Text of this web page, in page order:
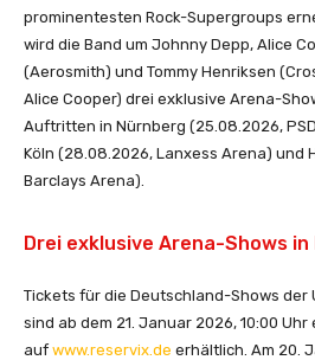
prominentesten Rock-Supergroups
wird die Band um Johnny Depp, Alice
(Aerosmith) und Tommy Henriksen
Alice Cooper) drei exklusive Arena-
Auftritten in Nürnberg (25.08.2026,
Köln (28.08.2026, Lanxess Arena) und
Barclays Arena).
Drei exklusive Arena-Shows
Tickets für die Deutschland-Shows der
sind ab dem 21. Januar 2026, 10:00 Uhr
auf www.reservix.de erhältlich. Am 20.